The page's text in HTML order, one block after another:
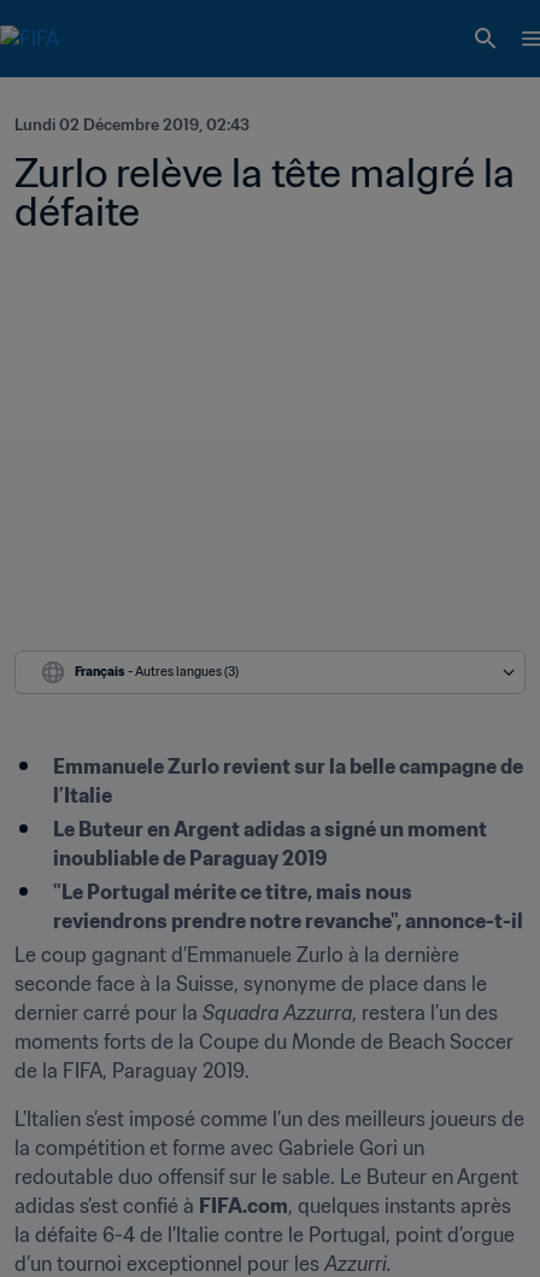
Lundi 02 Décembre 2019, 02:43
Zurlo relève la tête malgré la
défaite
Français - Autres langues (3)
Emmanuele Zurlo revient sur la belle campagne de
l’Italie
Le Buteur en Argent adidas a signé un moment
inoubliable de Paraguay 2019
"Le Portugal mérite ce titre, mais nous
reviendrons prendre notre revanche", annonce-t-il
Le coup gagnant d’Emmanuele Zurlo à la dernière
seconde face à la Suisse, synonyme de place dans le
dernier carré pour la Squadra Azzurra, restera l’un des
moments forts de la Coupe du Monde de Beach Soccer
de la FIFA, Paraguay 2019.
L’Italien s’est imposé comme l’un des meilleurs joueurs de
la compétition et forme avec Gabriele Gori un
redoutable duo offensif sur le sable. Le Buteur en Argent
adidas s’est confié à FIFA.com, quelques instants après
la défaite 6-4 de l’Italie contre le Portugal, point d’orgue
d’un tournoi exceptionnel pour les Azzurri.